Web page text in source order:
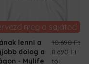
meg a sajátod
lenni a
dolog a
- Mylife
10.690Ft
Original
price
8.690 Ft-
tól